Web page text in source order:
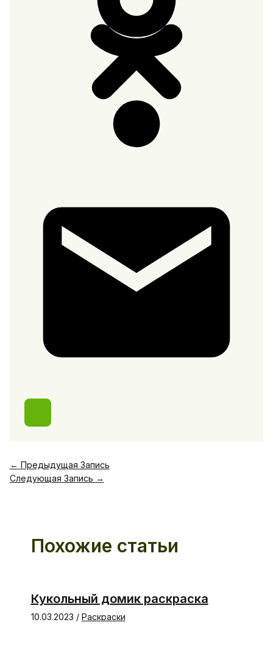
← Предыдущая Запись
Следующая Запись →
Похожие статьи
Кукольный домик раскраска
10.03.2023 / Раскраски